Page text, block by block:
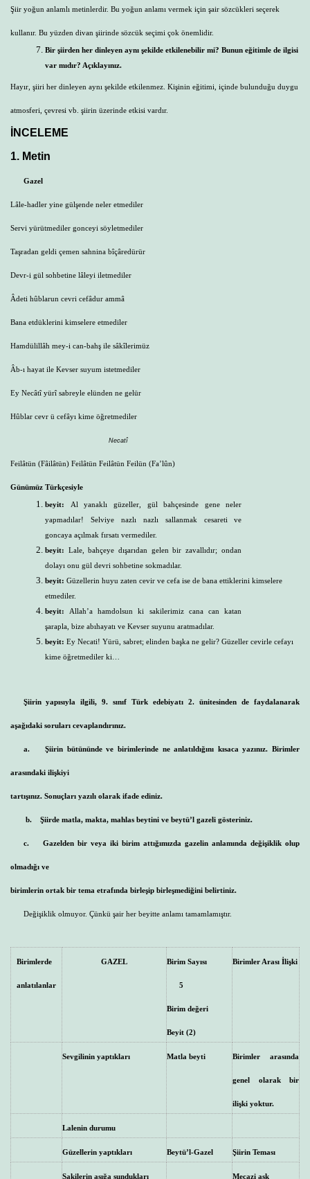
Şiir yoğun anlamlı metinlerdir. Bu yoğun anlamı vermek için şair sözcükleri seçerek
kullanır. Bu yüzden divan şiirinde sözcük seçimi çok önemlidir.
Bir şiirden her dinleyen aynı şekilde etkilenebilir mi? Bunun eğitimle de ilgisi
var mıdır? Açıklayınız.
Hayır, şiiri her dinleyen aynı şekilde etkilenmez. Kişinin eğitimi, içinde bulunduğu duygu
atmosferi, çevresi vb. şiirin üzerinde etkisi vardır.
İNCELEME
1. Metin
Gazel
Lâle-hadler yine gülşende neler etmediler
Servi yürütmediler gonceyi söyletmediler
Taşradan geldi çemen sahnina bîçâredürür
Devr-i gül sohbetine lâleyi iletmediler
Âdeti hûblarun cevri cefâdur ammâ
Bana etdüklerini kimselere etmediler
Hamdülillâh mey-i can-bahş ile sâkîlerimüz
Âb-ı hayat ile Kevser suyum istetmediler
Ey Necâtî yürî sabreyle elünden ne gelür
Hûblar cevr ü cefâyı kime öğretmediler
Necatî
Feilâtün (Fâilâtün) Feilâtün Feilâtün Feilün (Fa’lûn)
Günümüz Türkçesiyle
beyit:
Al yanaklı güzeller, gül bahçesinde gene neler
yapmadılar! Selviye nazlı nazlı sallanmak cesareti ve
goncaya açılmak fırsatı vermediler.
beyit: Lale, bahçeye dışarıdan gelen bir zavallıdır; ondan
dolayı onu gül devri sohbetine sokmadılar.
beyit: Güzellerin huyu zaten cevir ve cefa ise de bana ettiklerini kimselere
etmediler.
beyit: Allah’a hamdolsun ki sakilerimiz cana can katan
şarapla, bize abıhayatı ve Kevser suyunu aratmadılar.
beyit: Ey Necati! Yürü, sabret; elinden başka ne gelir? Güzeller cevirle cefayı
kime öğretmediler ki…
Şiirin yapısıyla ilgili, 9. sınıf Türk edebiyatı 2. ünitesinden de faydalanarak
aşağıdaki soruları cevaplandırınız.
a. Şiirin bütününde ve birimlerinde ne anlatıldığını kısaca yazınız. Birimler
arasındaki ilişkiyi
tartışınız. Sonuçları yazılı olarak ifade ediniz.
b. Şiirde matla, makta, mahlas beytini ve beytü’l gazeli gösteriniz.
c. Gazelden bir veya iki birim attığımızda gazelin anlamında değişiklik olup
olmadığı ve
birimlerin ortak bir tema etrafında birleşip birleşmediğini belirtiniz.
Değişiklik olmuyor. Çünkü şair her beyitte anlamı tamamlamıştır.
Birimlerde
anlatılanlar
GAZEL Birim Sayısı
5
Birim değeri
Beyit (2)
Birimler Arası İlişki
Sevgilinin yaptıkları Matla beyti Birimler arasında
genel olarak bir
ilişki yoktur.
Lalenin durumu
Güzellerin yaptıkları Beytü’l-Gazel Şiirin Teması
Sakilerin aşığa sundukları Mecazi aşk